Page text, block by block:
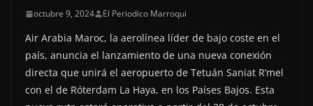
octubre 9, 2024 El Periodico Marroqui
Air Arabia Maroc, la aerolínea líder de bajo coste en el
país, anuncia el lanzamiento de una nueva conexión
directa que unirá el aeropuerto de Tetuán Saniat R’mel
con el de Róterdam La Haya, en los Países Bajos. Esta